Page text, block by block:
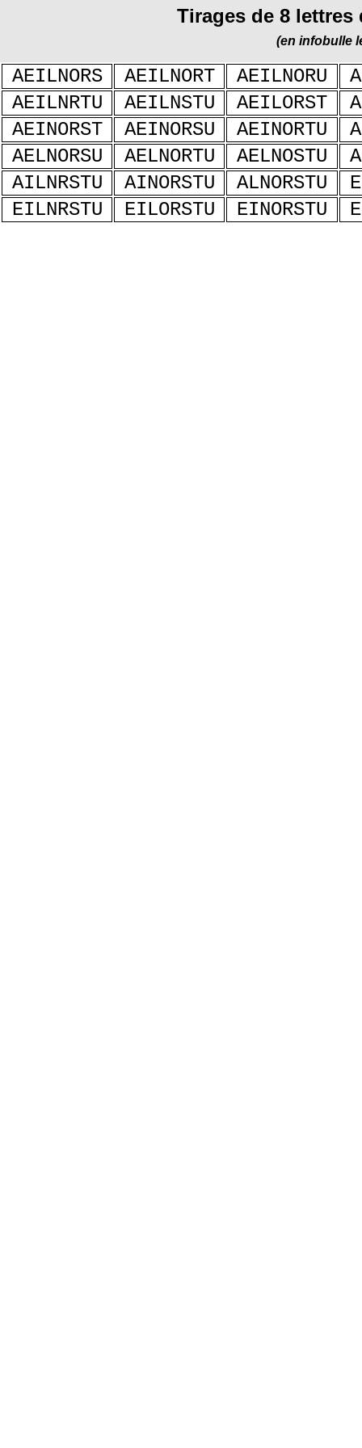
Tirages de 8
(en infobulle
AEILNORS AEILNORT AEILNORU
AEILNRTU
AEILNSTU AEILORST
AEINORST
AEINORSU AEINORTU
AELNORSU
AELNORTU AELNOSTU
AILNRSTU
AINORSTU ALNORSTU
EILNRSTU
EILORSTU EINORSTU